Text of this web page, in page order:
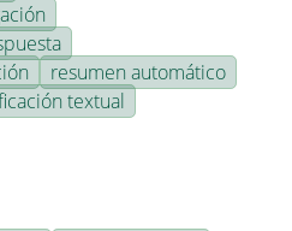
resumen automático
textual